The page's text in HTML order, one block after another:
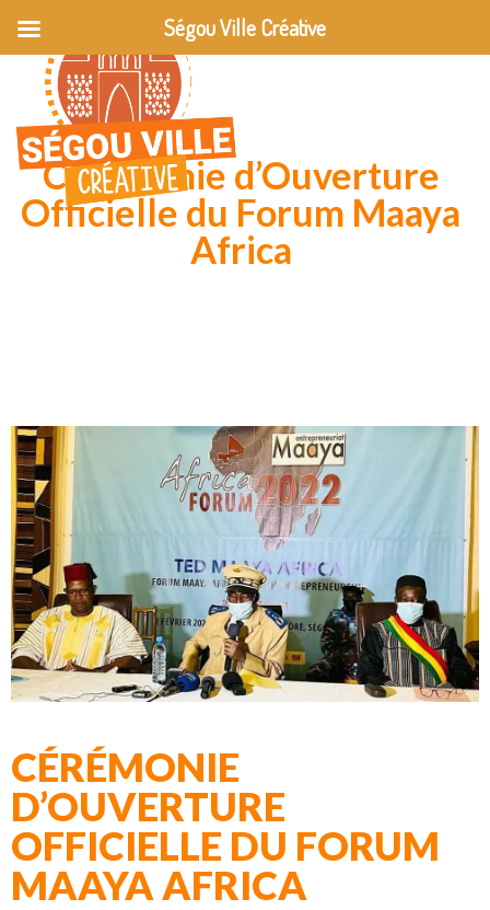
Cérémonie d’Ouverture
Officielle du Forum Maaya
Africa
CÉRÉMONIE
D’OUVERTURE
OFFICIELLE DU FORUM
MAAYA AFRICA
Ségou Ville Créative